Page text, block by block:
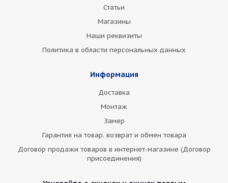
Статьи
Магазины
Наши реквизиты
Политика в области персональных данных
Информация
Доставка
Монтаж
Замер
Гарантия на товар. возврат и обмен товара
Договор продажи товаров в интернет-магазине (Договор
присоединения)